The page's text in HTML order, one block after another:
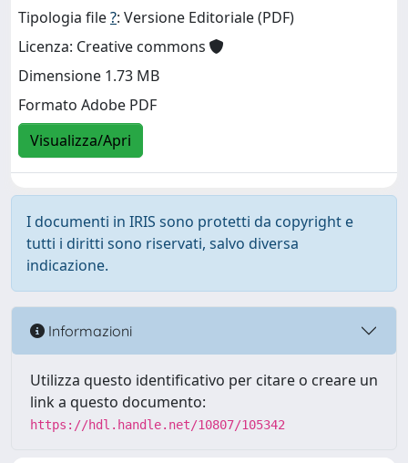
Tipologia file?: Versione Editoriale (PDF)
Licenza: Creative commons
Dimensione 1.73 MB
Formato Adobe PDF
Visualizza/Apri
I documenti in IRIS sono protetti da copyright e
tutti i diritti sono riservati, salvo diversa
indicazione.
Informazioni
Utilizza questo identificativo per citare o creare un
link a questo documento:
https://hdl.handle.net/10807/105342